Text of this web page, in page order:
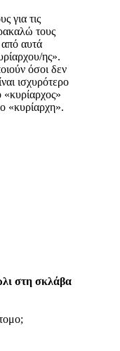
για τις
τους
από αυτά
ης».
όσοι δεν
ισχυρότερο
«κυρίαρχη».
στη σκλάβα